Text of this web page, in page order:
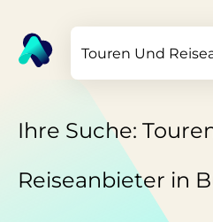
Ihre Suche:
Reiseanbieter in